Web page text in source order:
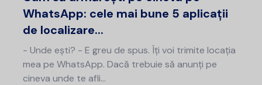
WhatsApp: cele mai bune 5 aplicații
de localizare...
- Unde ești? - E greu de spus. Îți voi trimite locația
mea pe WhatsApp. Dacă trebuie să anunți pe
cineva unde te afli...